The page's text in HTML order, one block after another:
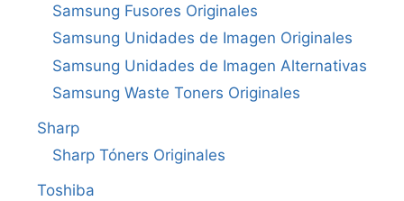
Samsung Fusores Originales
Samsung Unidades de Imagen Originales
Samsung Unidades de Imagen Alternativas
Samsung Waste Toners Originales
Sharp
Sharp Tóners Originales
Toshiba